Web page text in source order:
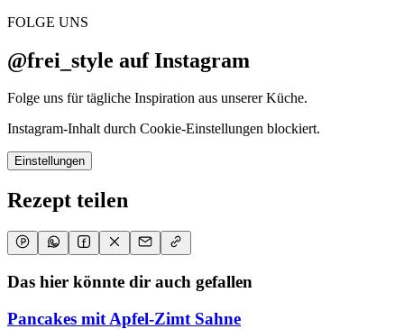
FOLGE UNS
@frei_style auf Instagram
Folge uns für tägliche Inspiration aus unserer Küche.
Instagram-Inhalt durch Cookie-Einstellungen blockiert.
Einstellungen
Rezept teilen
Das hier könnte dir auch gefallen
Pancakes mit Apfel-Zimt Sahne